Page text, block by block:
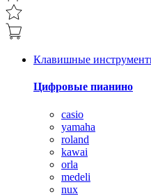
Клавишные
Цифровые пианино
casio
yamaha
roland
kawai
orla
medeli
nux